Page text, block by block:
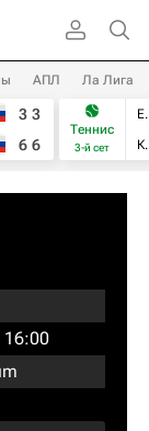
АПЛ Ла Лига
3 3
6 6
Теннис
3-й сет